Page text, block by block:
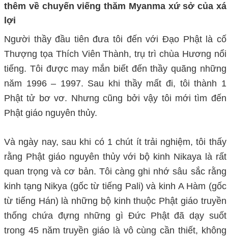
thêm về chuyến viếng thăm Myanma xứ sở của xá
lợi
Người thầy đầu tiên đưa tôi đến với Đạo Phật là cố
Thượng tọa Thích Viên Thành, trụ trì chùa Hương nổi
tiếng. Tôi được may mắn biết đến thầy quãng những
năm 1996 – 1997. Sau khi thầy mất đi, tôi thành 1
Phật tử bơ vơ. Nhưng cũng bởi vậy tôi mới tìm đến
Phật giáo nguyên thủy.
Và ngày nay, sau khi có 1 chút ít trải nghiệm, tôi thấy
rằng Phật giáo nguyên thủy với bộ kinh Nikaya là rất
quan trọng và cơ bản. Tôi càng ghi nhớ sâu sắc rằng
kinh tạng Nikya (gốc từ tiếng Pali) và kinh A Hàm (gốc
từ tiếng Hán) là những bộ kinh thuộc Phật giáo truyền
thống chứa đựng những gì Ðức Phật đã dạy suốt
trong 45 năm truyền giáo là vô cùng cần thiết, không